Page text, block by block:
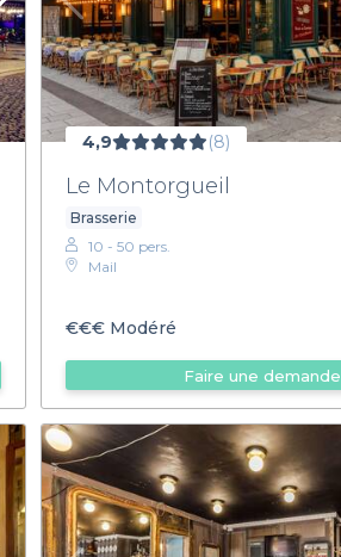
4,9 (8)
Le Montorgueil
Brasserie
10 - 50 pers.
Mail
€€€Modéré
Faire une demande